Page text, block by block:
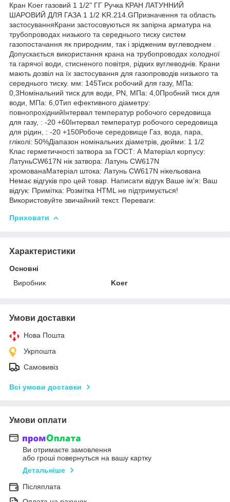
Кран Koer газовий 1 1/2" ГГ Ручка КРАН ЛАТУННИЙ
ШАРОВИЙ ДЛЯ ГАЗА 1 1/2 KR.214.GПризначення та область
застосуванняКрани застосовуються як запірна арматура на
трубопроводах низького та середнього тиску систем
газопостачання як природним, так і зрідженим вуглеводнем .
Допускається використання крана на трубопроводах холодної
та гарячої води, стисненого повітря, рідких вуглеводнів. Крани
мають дозвіл на їх застосування для газопроводів низького та
середнього тиску. мм: 145Тиск робочий для газу, МПа:
0,3Номінальний тиск для води, PN, МПа: 4,0Пробний тиск для
води, МПа: 6,0Тип ефективного діаметру:
повнопрохіднийІнтервал температур робочого середовища
для газу, : -20 +60Інтервал температур робочого середовища
для рідин, : -20 +150Робоче середовище Газ, вода, пара,
гліколі: 50%Діапазон номінальних діаметрів, дюйми: 1 1/2
Клас герметичності затвора за ГОСТ: А Матеріал корпусу:
ЛатуньCW617N нік затвора: Латунь CW617N
хромованаМатеріал штока: Латунь CW617N нікельована
Немає відгуків про цей товар. Написати відгук Ваше ім'я: Ваш
відгук: Примітка: Розмітка HTML не підтримується!
Використовуйте звичайний текст. Переваги:
Приховати
Характеристики
Основні
Виробник
Koer
Умови доставки
Нова Пошта
Укрпошта
Самовивіз
Всі умови доставки
Умови оплати
Ви отримаєте замовлення
або гроші повернуться на вашу картку
Детальніше
Післяплата